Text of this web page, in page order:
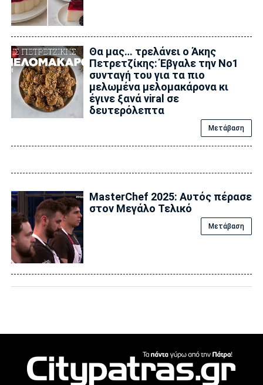
Θα μας… τρελάνει ο Άκης
Πετρετζίκης: Έβγαλε την No1
συνταγή του για τα πιο
μελωμένα μελομακάρονα κι
έγινε ξανά viral σε
δευτερόλεπτα
Μετάβαση
MasterChef 2025: Aυτός πέρασε
στον Μεγάλο Τελικό
Μετάβαση